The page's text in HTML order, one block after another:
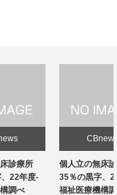
個人立の無床診療所
35％の黒字、22年度-
福祉医療機構調べ